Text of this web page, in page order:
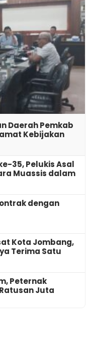
Daerah Pemkab
Kebijakan
35, Pelukis Asal
Muassis dalam
dengan
Kota Jombang,
Terima Satu
Peternak
Juta